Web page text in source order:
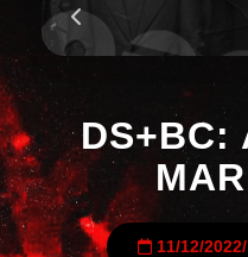
DS+BC:
11/12/2022/